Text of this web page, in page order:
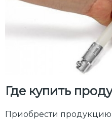
Где купить
Приобрести